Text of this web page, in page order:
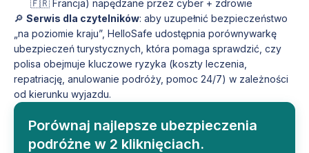
🇫🇷 Francja) napędzane przez cyber + zdrowie
🔎 Serwis dla czytelników: aby uzupełnić bezpieczeństwo
„na poziomie kraju”, HelloSafe udostępnia porównywarkę
ubezpieczeń turystycznych, która pomaga sprawdzić, czy
polisa obejmuje kluczowe ryzyka (koszty leczenia,
repatriację, anulowanie podróży, pomoc 24/7) w zależności
od kierunku wyjazdu.
Porównaj najlepsze ubezpieczenia
podróżne w 2 kliknięciach.